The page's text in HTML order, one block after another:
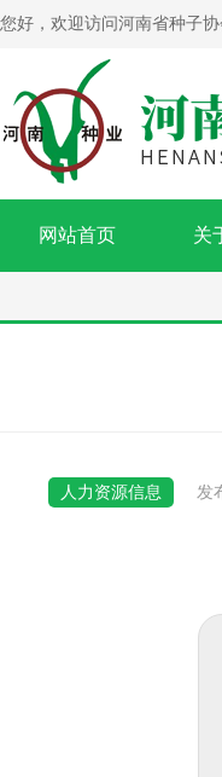
您好，欢迎访问河南省种子协
网站首页 关
人力资源信息 发